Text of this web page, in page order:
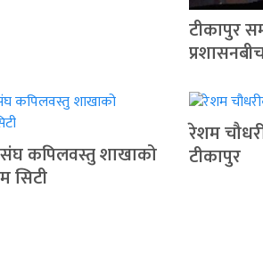
टीकापुर
संघ कपिलवस्तु शाखाको
सिटी
रेशम
टीकापुर